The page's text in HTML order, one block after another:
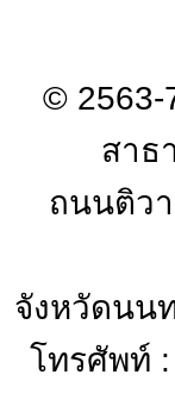
© 2563-
สาธ
ถนนติว
จังหวัดนน
โทรศัพท์ :